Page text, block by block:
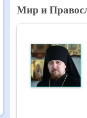
Мир и